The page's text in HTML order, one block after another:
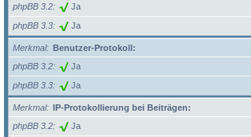
phpBB 3.2
Ja
phpBB 3.3 Ja
Merkmal
Benutzer-Protokoll:
phpBB 3.2
Ja
phpBB 3.3 Ja
Merkmal
IP-Protokollierung bei Beiträgen:
phpBB 3.2
Ja